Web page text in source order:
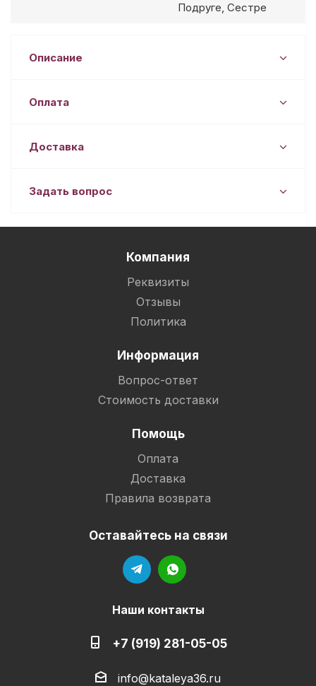
Подруге, Сестре
Описание
Оплата
Доставка
Задать вопрос
Компания
Реквизиты
Отзывы
Политика
Информация
Вопрос-ответ
Стоимость доставки
Помощь
Оплата
Доставка
Правила возврата
Оставайтесь на связи
Наши контакты
+7 (919) 281-05-05
info@kataleya36.ru